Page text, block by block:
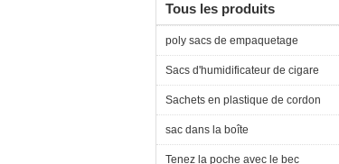
Tous les produits
poly sacs de empaquetage
Sacs d'humidificateur de cigare
Sachets en plastique de cordon
sac dans la boîte
Tenez la poche avec le bec